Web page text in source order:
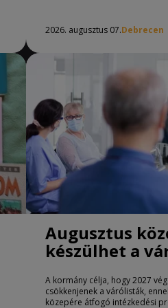
2026. augusztus 07.Debrecen
Augusztus
készülhet a
A kormány célja, hogy 2027
csökkenjenek a várólisták,
közepére átfogó intézkedési